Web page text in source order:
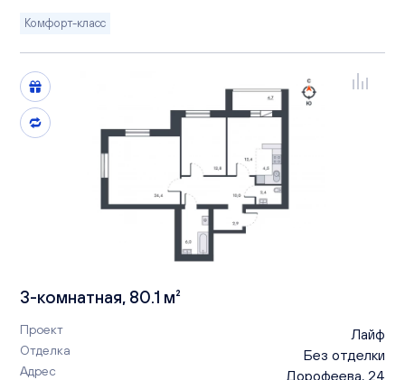
Комфорт-класс
3-комнатная, 80.1 м²
Проект Лайф
Отделка Без отделки
Адрес Дорофеева, 24